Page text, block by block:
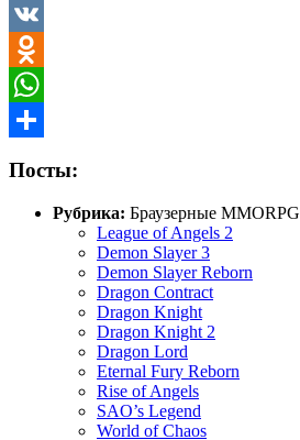
Viber
VK
Odnoklassniki
WhatsApp
Посты:
Рубрика: Браузерные MMORPG
League of Angels 2
Demon Slayer 3
Demon Slayer Reborn
Dragon Contract
Dragon Knight
Dragon Knight 2
Dragon Lord
Eternal Fury Reborn
Rise of Angels
SAO’s Legend
World of Chaos